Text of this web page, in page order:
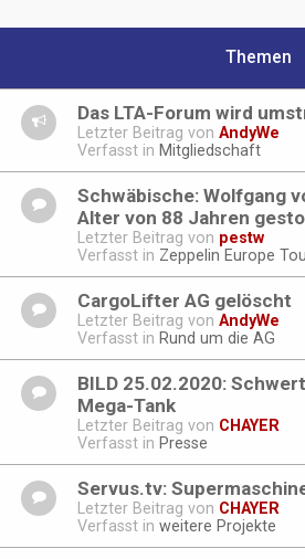
Themen
Das LTA-Forum wird
Letzter Beitrag von AndyWe
Verfasst in Mitgliedschaft
Schwäbische: Wolfgang
Alter von 88 Jahren
Letzter Beitrag von pestw
Verfasst in Zeppelin Europe
CargoLifter AG gelöscht
Letzter Beitrag von AndyWe
Verfasst in Rund um die AG
BILD 25.02.2020:
Mega-Tank
Letzter Beitrag von CHAYER
Verfasst in Presse
Servus.tv:
Letzter Beitrag von CHAYER
Verfasst in weitere Projekte